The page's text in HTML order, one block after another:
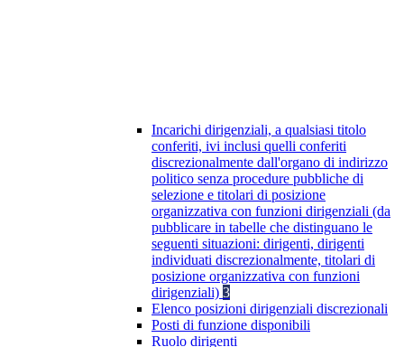
Incarichi dirigenziali, a qualsiasi titolo
conferiti, ivi inclusi quelli conferiti
discrezionalmente dall'organo di indirizzo
politico senza procedure pubbliche di
selezione e titolari di posizione
organizzativa con funzioni dirigenziali (da
pubblicare in tabelle che distinguano le
seguenti situazioni: dirigenti, dirigenti
individuati discrezionalmente, titolari di
posizione organizzativa con funzioni
dirigenziali) 3
Elenco posizioni dirigenziali discrezionali
Posti di funzione disponibili
Ruolo dirigenti